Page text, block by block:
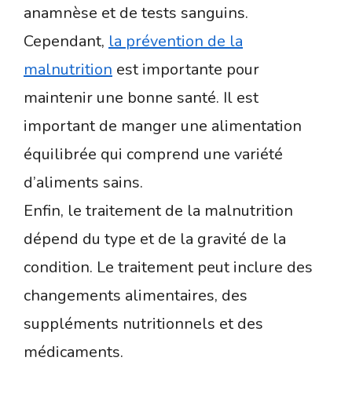
anamnèse et de tests sanguins.
Cependant, la prévention de la
malnutrition est importante pour
maintenir une bonne santé. Il est
important de manger une alimentation
équilibrée qui comprend une variété
d’aliments sains.
Enfin, le traitement de la malnutrition
dépend du type et de la gravité de la
condition. Le traitement peut inclure des
changements alimentaires, des
suppléments nutritionnels et des
médicaments.